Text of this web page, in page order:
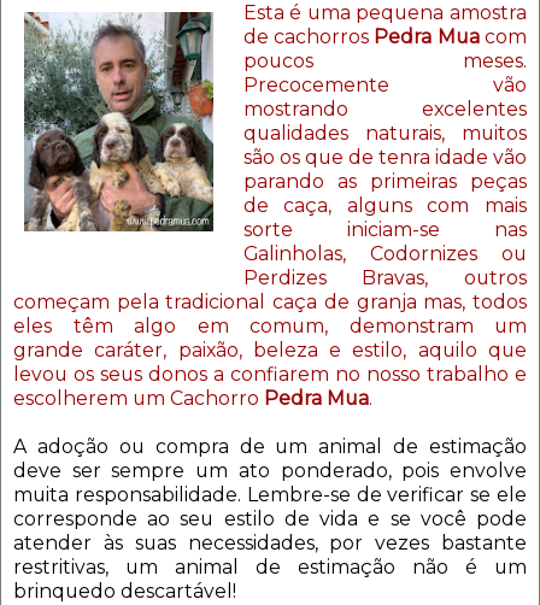
Esta é uma pequena amostra
de cachorros Pedra Muacom
poucos meses.
Precocemente vão
mostrando excelentes
qualidades naturais, muitos
são os que de tenra idade vão
parando as primeiras peças
de caça, alguns com mais
sorte iniciam-se nas
Galinholas, Codornizes ou
Perdizes Bravas, outros
começam pela tradicional caça de granja mas, todos
eles têm algo em comum, demonstram um
grande caráter, paixão, beleza e estilo, aquilo que
levou os seus donos a confiarem no nosso trabalho e
escolherem um Cachorro Pedra Mua.
A adoção ou compra de um animal de estimação
deve ser sempre um ato ponderado, pois envolve
muita responsabilidade. Lembre-se de verificar se ele
corresponde ao seu estilo de vida e se você pode
atender às suas necessidades, por vezes bastante
restritivas, um animal de estimação não é um
brinquedo descartável!